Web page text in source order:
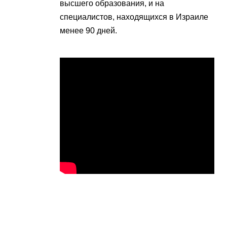
высшего образования, и на
специалистов, находящихся в Израиле
менее 90 дней.